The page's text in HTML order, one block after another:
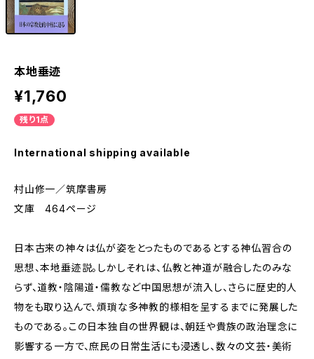
本地垂迹
¥1,760
残り1点
International shipping available
村山修一／筑摩書房
文庫 464ページ
日本古来の神々は仏が姿をとったものであるとする神仏習合の
思想、本地垂迹説。しかしそれは、仏教と神道が融合したのみな
らず、道教・陰陽道・儒教など中国思想が流入し、さらに歴史的人
物をも取り込んで、煩瑣な多神教的様相を呈するまでに発展した
ものである。この日本独自の世界観は、朝廷や貴族の政治理念に
影響する一方で、庶民の日常生活にも浸透し、数々の文芸・美術